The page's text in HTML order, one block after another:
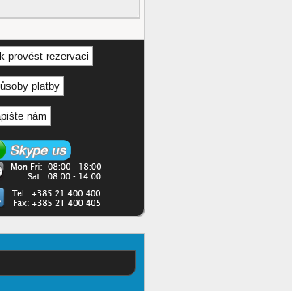
provést rezervaci
platby
nám